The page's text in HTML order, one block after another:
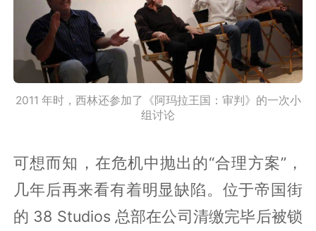
2011 年时，西林还参加了《阿玛拉王国：审判》的一次小
组讨论
可想而知，在危机中抛出的“合理方案”，
几年后再来看有着明显缺陷。位于帝国街
的 38 Studios 总部在公司清缴完毕后被锁